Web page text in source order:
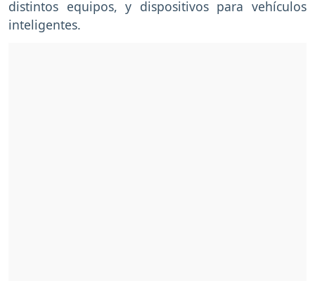
distintos equipos, y dispositivos para vehículos
inteligentes.